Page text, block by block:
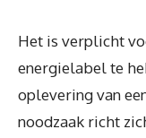
Het is verplicht
energielabel te
oplevering van
noodzaak richt